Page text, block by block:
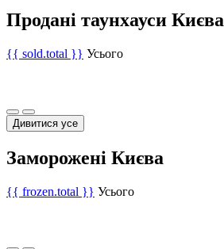
Продані таунхауси Києва
{{ sold.total }} Усього
Дивитися усе
Заморожені Києва
{{ frozen.total }} Усього